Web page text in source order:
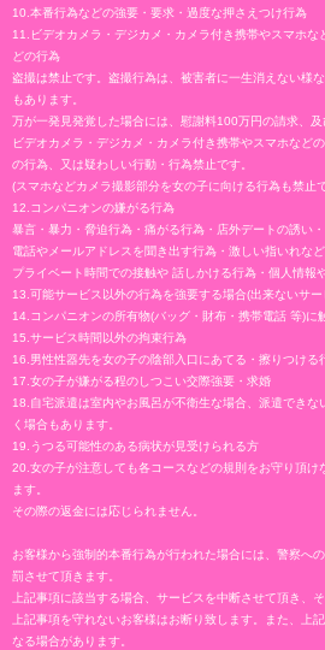
10.本番行為などの強要・要求・過度な押さえつけ行為
11.ビデオカメラ・デジカメ・カメラ付き携帯やスマホな
どの行為
盗撮は禁止です。盗撮行為は、被害者に一生消えない様
もあります。
万が一発見発覚した場合には、慰謝料100万円の請求、及
ビデオカメラ・デジカメ・カメラ付き携帯やスマホなど
の行為、又は疑わしい行動・行為禁止です。
(スマホなどカメラ撮影部分を女の子に向ける行為も禁止
12.コンパニオンの嫌がる行為
暴言・暴力・脅迫行為・痛がる行為・店外デートの誘い
電話やメールアドレスを聞き出す行為・激しい指いれな
プライベート時間での接触や 話しかける行為・個人情報
13.可能サービス以外の行為を強要する場合(出来ないサ
14.コンパニオンの所有物(バッグ・財布・携帯電話 等)に
15.サービス時間以外の拘束行為
16.男性性器先を女の子の陰部入口にあてる・擦りつける
17.女の子が嫌がる程のしつこい交際強要・求婚
18.自宅派遣は室内やお風呂が不衛生な場合、派遣でき
く場合もあります。
19.うつる可能性のある病状が見受けられる方
20.女の子が注意しても各コースなどの規則をお守り頂け
ます。
その際の返金には応じられません。
お客様から強制的本番行為が行われた場合には、警察へ
罰させて頂きます。
上記事項に該当する場合、サービスを中断させて頂き、
上記事項を守れないお客様はお断り致します。また、上
なる場合があります。